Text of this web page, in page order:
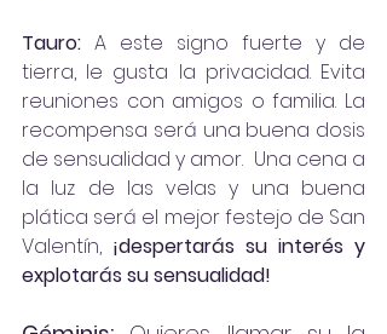
Tauro: A este signo fuerte y de
tierra, le gusta la privacidad. Evita
reuniones con amigos o familia. La
recompensa será una buena dosis
de sensualidad y amor.  Una cena a
la luz de las velas y una buena
plática será el mejor festejo de San
Valentín, ¡despertarás su interés y
explotarás su sensualidad!